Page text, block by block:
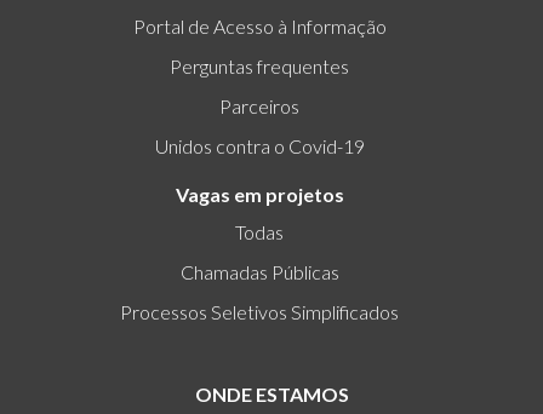
Portal de Acesso à Informação
Perguntas frequentes
Parceiros
Unidos contra o Covid-19
Vagas em projetos
Todas
Chamadas Públicas
Processos Seletivos Simplificados
ONDE ESTAMOS